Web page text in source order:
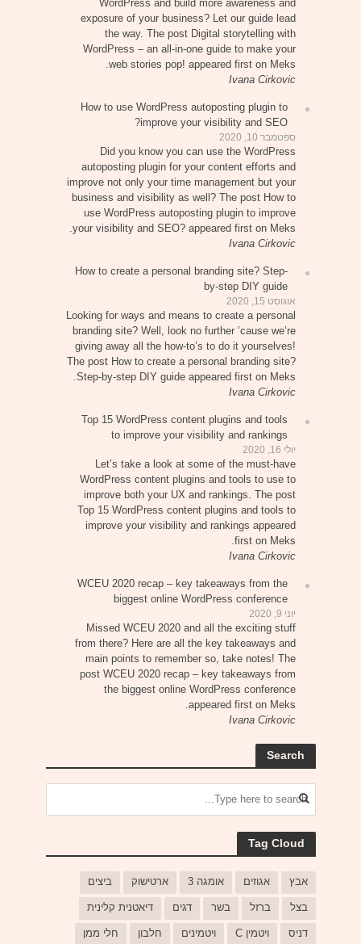
WordPress and build more awareness and
exposure of your business? Let our guide lead
the way. The post Digital storytelling with
WordPress – an all-in-one guide to make your
web stories pop! appeared first on Meks.
Ivana Cirkovic
How to use WordPress autoposting plugin to
improve your visibility and SEO?
ספטמבר 10, 2020
Did you know you can use the WordPress
autoposting plugin for your content efforts and
improve not only your time management but your
business and visibility as well? The post How to
use WordPress autoposting plugin to improve
your visibility and SEO? appeared first on Meks.
Ivana Cirkovic
How to create a personal branding site? Step-
by-step DIY guide
אוגוסט 15, 2020
Looking for ways and means to create a personal
branding site? Well, look no further ’cause we’re
giving away all the how-to’s to do it yourselves!
The post How to create a personal branding site?
Step-by-step DIY guide appeared first on Meks.
Ivana Cirkovic
Top 15 WordPress content plugins and tools
to improve your visibility and rankings
יולי 16, 2020
Let’s take a look at some of the must-have
WordPress content plugins and tools to use to
improve both your UX and rankings. The post
Top 15 WordPress content plugins and tools to
improve your visibility and rankings appeared
first on Meks.
Ivana Cirkovic
WCEU 2020 recap – key takeaways from the
biggest online WordPress conference
יוני 9, 2020
Missed WCEU 2020 and all the exciting stuff
from there? Here are all the key takeaways and
main points to remember so, take notes! The
post WCEU 2020 recap – key takeaways from
the biggest online WordPress conference
appeared first on Meks.
Ivana Cirkovic
Search
Tag Cloud
אבץ אגוזים אומגה 3 ארטישוק ביצים
בצל ברזל בשר דגים דיאטנית קלינית
דניס ויטמין C ויטמינים חלבון חלי ממן